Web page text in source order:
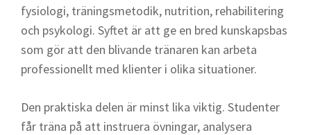
fysiologi, träningsmetodik, nutrition, rehabilitering
och psykologi. Syftet är att ge en bred kunskapsbas
som gör att den blivande tränaren kan arbeta
professionellt med klienter i olika situationer.
Den praktiska delen är minst lika viktig. Studenter
får träna på att instruera övningar, analysera